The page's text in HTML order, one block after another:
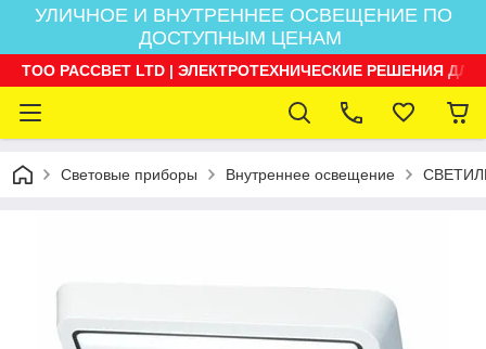
УЛИЧНОЕ И ВНУТРЕННЕЕ ОСВЕЩЕНИЕ ПО
ДОСТУПНЫМ ЦЕНАМ
ТОО РАССВЕТ LTD | ЭЛЕКТРОТЕХНИЧЕСКИЕ РЕШЕНИЯ
Световые приборы Внутреннее освещение